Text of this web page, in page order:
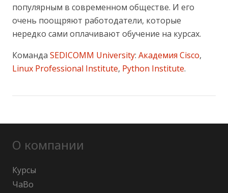
популярным в современном обществе. И его
очень поощряют работодатели, которые
нередко сами оплачивают обучение на курсах.
Команда SEDICOMM University: Академия Cisco,
Linux Professional Institute, Python Institute.
О компании
Курсы
ЧаВо